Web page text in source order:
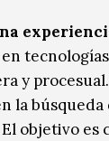
en
y
la
objetivo es